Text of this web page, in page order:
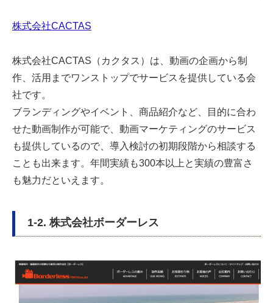
株式会社CACTAS
株式会社CACTAS（カクタス）は、動画の企画から制
作、活用までワンストップでサービスを提供している会
社です。
ブランディングやイベント、商品紹介など、目的に合わ
せた動画制作が可能で、動画マーケティングのサービス
も提供しているので、導入検討の初期段階から相談する
ことも出来ます。年間実績も300本以上と実績の豊富さ
も魅力だといえます。
1-2. 株式会社ボーダーレス